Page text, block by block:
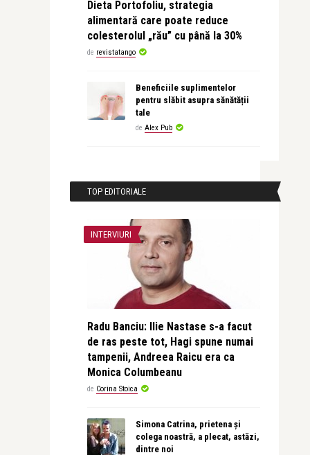
Dieta Portofoliu, strategia
alimentară care poate reduce
colesterolul „rău” cu până la 30%
de revistatango
Beneficiile suplimentelor
pentru slăbit asupra sănătății
tale
de Alex Pub
TOP EDITORIALE
INTERVIURI
Radu Banciu: Ilie Nastase s-a facut
de ras peste tot, Hagi spune numai
tampenii, Andreea Raicu era ca
Monica Columbeanu
de Corina Stoica
Simona Catrina, prietena și
colega noastră, a plecat, astăzi,
dintre noi